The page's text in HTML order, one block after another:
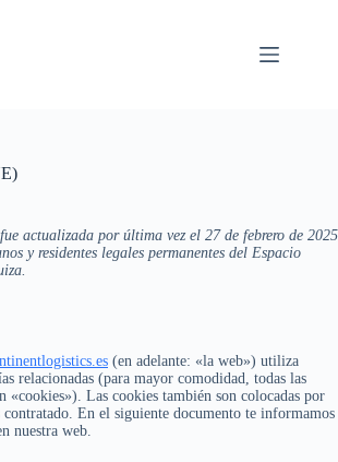
actualizada por última vez el 27 de febrero de 2025
y residentes legales permanentes del Espacio
(en adelante: «la web») utiliza
relacionadas (para mayor comodidad, todas las
«cookies»). Las cookies también son colocadas por
contratado. En el siguiente documento te informamos
nuestra web.